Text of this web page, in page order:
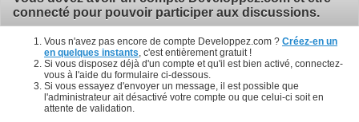
connecté pour pouvoir participer aux discussions.
Vous n'avez pas encore de compte Developpez.com ? Créez-en un
en quelques instants , c'est entièrement gratuit !
Si vous disposez déjà d'un compte et qu'il est bien activé, connectez-
vous à l'aide du formulaire ci-dessous.
Si vous essayez d'envoyer un message, il est possible que
l'administrateur ait désactivé votre compte ou que celui-ci soit en
attente de validation.